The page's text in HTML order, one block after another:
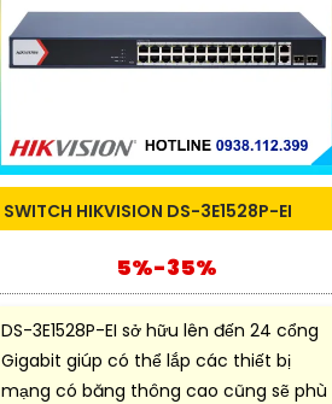
SWITCH HIKVISION DS-3E1528P-EI
5%-35%
DS-3E1528P-EI sở hữu lên đến 24 cổng
Gigabit giúp có thể lắp các thiết bị
mạng có băng thông cao cũng sẽ phù